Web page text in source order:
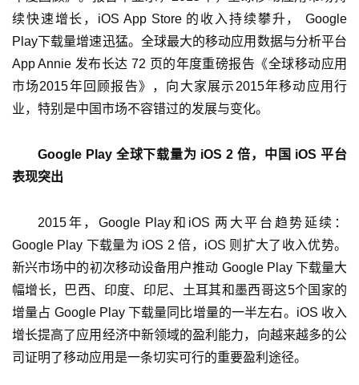
续快速增长，iOS App Store 的收入持续攀升， Google
Play下载量增速迅猛。全球最大的移动应用数据与分析平台
App Annie 发布长达 72 页的年度重磅报告《全球移动应用
市场2015年回顾报告》，向大家展示2015年移动应用行
业，特别是中国市场不容错过的发展与变化。
Google Play 全球下载量为 iOS 2 倍，中国 iOS 平台
表现突出
2015年，Google Play和iOS 两大平台趋势延续：
Google Play 下载量为 iOS 2 倍，iOS 则扩大了收入优势。
新兴市场中的初次移动设备用户推动 Google Play 下载量大
幅增长，巴西、印度、印尼、土耳其和墨西哥这5个国家的
增量占 Google Play 下载量同比增量的一半左右。iOS 收入
增长提高了应用经济中新领域的盈利能力，向越来越多的公
司证明了移动应用是一条切实可行的重要盈利途径。